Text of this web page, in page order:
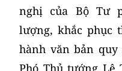
nghị của Bộ Tư
lượng, khắc phục
hành văn bản